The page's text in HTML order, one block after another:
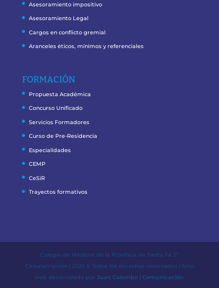
Asesoramiento impositivo
Asesoramiento Legal
Cargos en conflicto gremial
Aranceles éticos, mínimos y referenciales
FORMACIÓN
Propuesta Académica
Concurso Unificado
Servicios Formadores
Curso de Pre-Residencia
Especialidades
CEMP
CeSiR
Trayectos formativos
Colegio de Médicos de la Provincia de Santa Fe 2º
Circunscripción | 2020 © Todos los derechos reservados | Sitio
web desarrollado porJuan Colombo | Comunicación